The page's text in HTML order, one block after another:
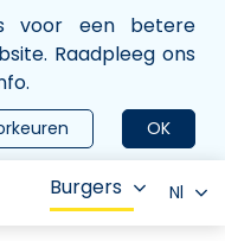
voor een betere
Raadpleeg ons
OK
Burgers Nl